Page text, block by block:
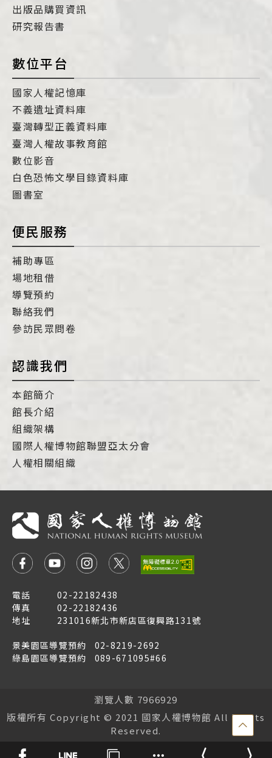
點
擊
出版品購買資訊
研究報告書
數位平台
國家人權記憶庫
不義遺址資料庫
臺灣轉型正義資料庫
臺灣人權故事教育館
數位影音
白色恐怖文學目錄資料庫
圖書室
便民服務
補助專區
場地租借
導覽預約
聯絡我們
參訪民眾問卷
認識我們
本館簡介
館長介紹
組織架構
國際人權博物館聯盟亞太分會
人權相關組織
電話
02-22182438
傳真
02-22182436
地址
231016新北市新店區復興路131號
景美園區導覽預約
02-8219-2692
綠島園區導覽預約
089-671095#66
瀏覽人數 7966929
版權所有 Copyright © 2021 國家人權博物館 All Rights
Reserved.